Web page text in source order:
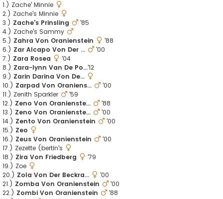
1.) Zache' Minnie
2.) Zache's Minnie
3.) Zache's Prinsling
'85
4.) Zache's Sammy
5.) Zahra Von Oranienstein
'88
6.) Zar Alcapo Von Der ...
'00
7.) Zara Rosea
'04
8.) Zara-lynn Van De Po...'12
9.) Zarin Darina Von De...
10.) Zarpad Von Oraniens...
'00
11.) Zenith Sparkler
'59
12.) Zeno Von Oranienste...
'88
13.) Zeno Von Oranienste...
'00
14.) Zento Von Oranienstein
'00
15.) Zeo
16.) Zeus Von Oranienstein
'00
17.) Zezette (bertin's
18.) Zira Von Friedberg
'79
19.) Zoe
20.) Zola Von Der Beckra...
'00
21.) Zomba Von Oranienstein
'00
22.) Zombi Von Oranienstein
'88